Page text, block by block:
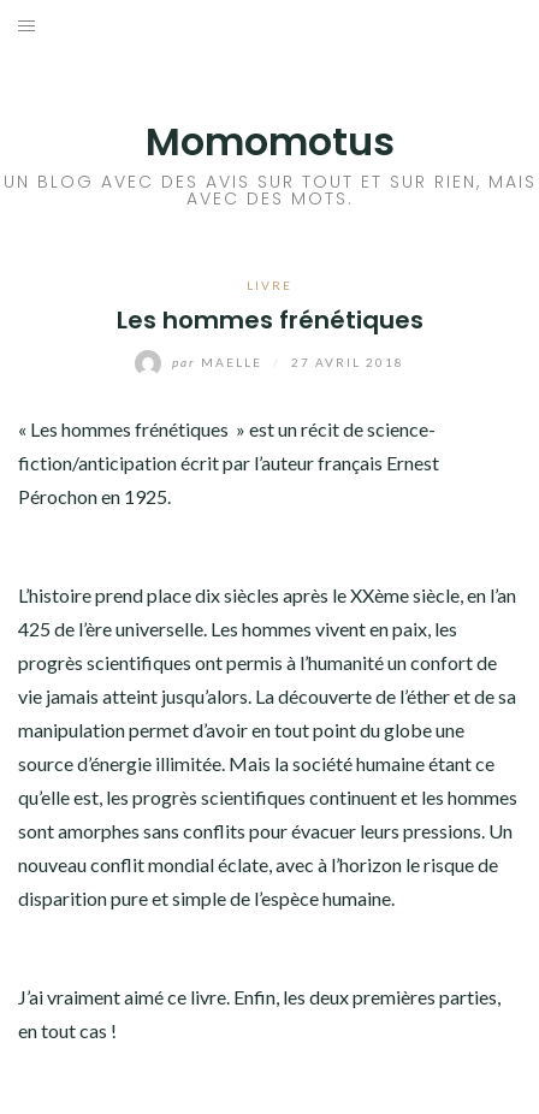
Aller
Momomotus
UN BLOG AVEC DES AVIS SUR TOUT ET SUR RIEN, MAIS
AVEC DES MOTS.
LIVRE
Les hommes frénétiques
par MAELLE 27 AVRIL 2018
« Les hommes frénétiques » est un récit de science-
fiction/anticipation écrit par l’auteur français Ernest
Pérochon en 1925.
L’histoire prend place dix siècles après le XXème siècle, en l’an
425 de l’ère universelle. Les hommes vivent en paix, les
progrès scientifiques ont permis à l’humanité un confort de
vie jamais atteint jusqu’alors. La découverte de l’éther et de sa
manipulation permet d’avoir en tout point du globe une
source d’énergie illimitée. Mais la société humaine étant ce
qu’elle est, les progrès scientifiques continuent et les hommes
sont amorphes sans conflits pour évacuer leurs pressions. Un
nouveau conflit mondial éclate, avec à l’horizon le risque de
disparition pure et simple de l’espèce humaine.
J’ai vraiment aimé ce livre. Enfin, les deux premières parties,
en tout cas !
FILM
A PROPOS